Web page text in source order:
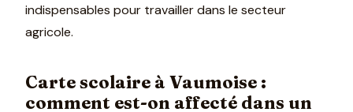
indispensables pour travailler dans le secteur
agricole.
Carte scolaire à Vaumoise :
comment est-on affecté dans un